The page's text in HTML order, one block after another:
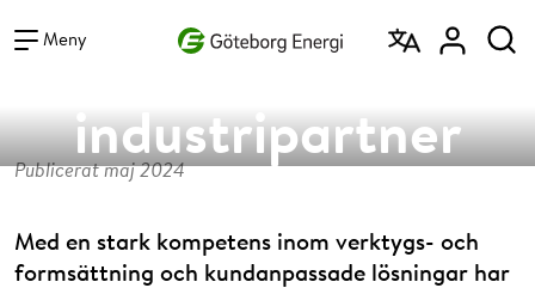
Meny
Pålitlig
industripartner
valde svartinfra
Publicerat maj 2024
Med en stark kompetens inom verktygs- och
formsättning och kundanpassade lösningar har